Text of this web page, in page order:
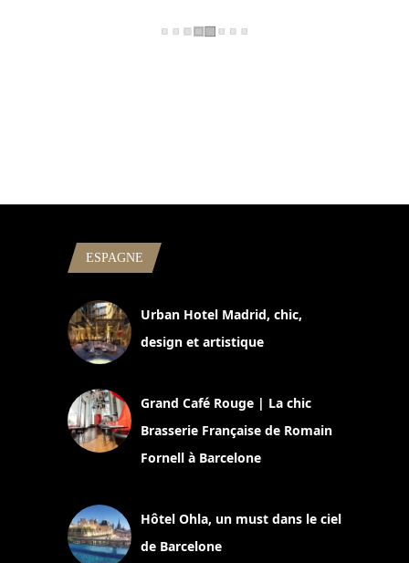
ESPAGNE
Urban Hotel Madrid, chic,
design et artistique
Grand Café Rouge | La chic
Brasserie Française de Romain
Fornell à Barcelone
Hôtel Ohla, un must dans le ciel
de Barcelone